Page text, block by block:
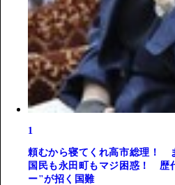
1
頼むから寝てくれ高市総理！
国民も永田町もマジ困惑！ 歴
ー"が招く国難